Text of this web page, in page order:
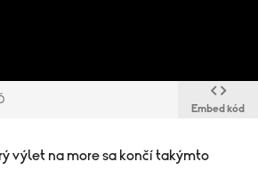
Embed kód
výlet na more sa končí takýmto